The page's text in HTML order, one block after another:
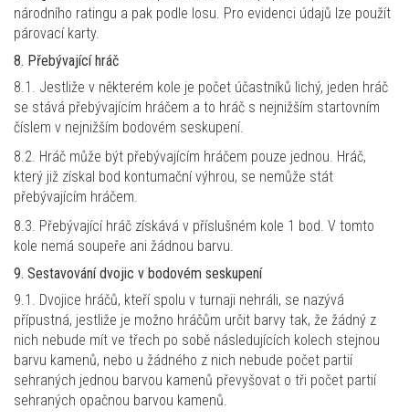
národního ratingu a pak podle losu. Pro evidenci údajů lze použít
párovací karty.
8. Přebývající hráč
8.1. Jestliže v některém kole je počet účastníků lichý, jeden hráč
se stává přebývajícím hráčem a to hráč s nejnižším startovním
číslem v nejnižším bodovém seskupení.
8.2. Hráč může být přebývajícím hráčem pouze jednou. Hráč,
který již získal bod kontumační výhrou, se nemůže stát
přebývajícím hráčem.
8.3. Přebývající hráč získává v příslušném kole 1 bod. V tomto
kole nemá soupeře ani žádnou barvu.
9. Sestavování dvojic v bodovém seskupení
9.1. Dvojice hráčů, kteří spolu v turnaji nehráli, se nazývá
přípustná, jestliže je možno hráčům určit barvy tak, že žádný z
nich nebude mít ve třech po sobě následujících kolech stejnou
barvu kamenů, nebo u žádného z nich nebude počet partií
sehraných jednou barvou kamenů převyšovat o tři počet partií
sehraných opačnou barvou kamenů.